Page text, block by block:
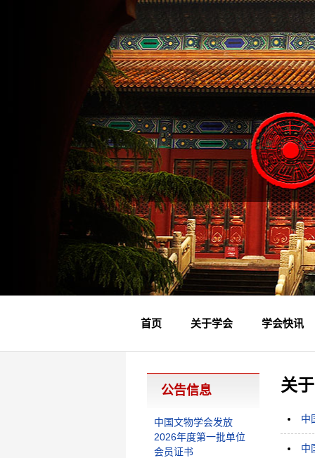
首页 关于学会
学会简介
章程制度
领导成员
理事名单
专家委员会
学术专家
学会会标
学会年鉴
学会快讯
学会动态
文物要闻
关
中
中
公告信息
中国文物学会发放
2026年度第一批单位
会员证书